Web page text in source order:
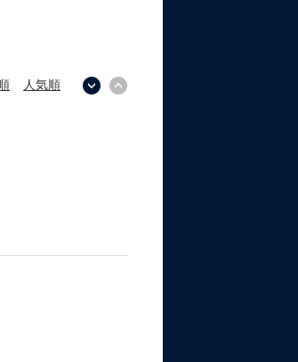
人気順